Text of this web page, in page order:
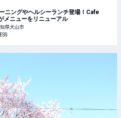
ニングやヘルシーランチ登場！Cafe
メニューをリニューアル
県犬山市